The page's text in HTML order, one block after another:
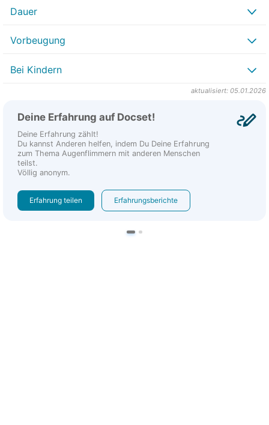
Dauer
Vorbeugung
Bei Kindern
aktualisiert: 05.01.2026
Deine Erfahrung auf Docset!
Deine Erfahrung zählt!
Du kannst Anderen helfen, indem Du Deine Erfahrung
zum Thema Augenflimmern mit anderen Menschen
teilst.
Völlig anonym.
Erfahrung teilen Erfahrungsberichte